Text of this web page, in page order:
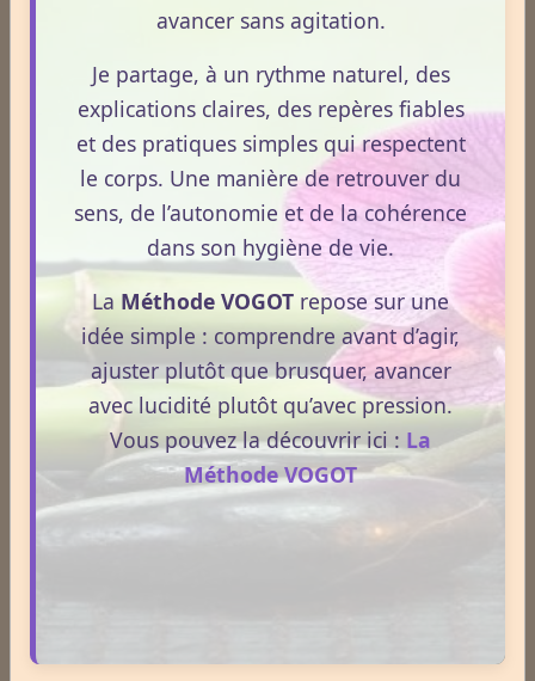
Antigymnastique
Apithérapie
Phytothérapie
Aloe vera
Ananas
avancer sans agitation.
Je partage, à un rythme naturel, des
explications claires, des repères fiables
et des pratiques simples qui respectent
le corps. Une manière de retrouver du
sens, de l’autonomie et de la cohérence
dans son hygiène de vie.
La Méthode VOGOT repose sur une
idée simple : comprendre avant d’agir,
ajuster plutôt que brusquer, avancer
avec lucidité plutôt qu’avec pression.
Vous pouvez la découvrir ici : La
Méthode VOGOT